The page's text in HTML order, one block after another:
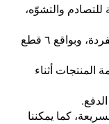
والتشوّه،
٢. يتم تغليف كل مروحة في علبة كرتون منفردة، وبواقع ٦ قطع
المنتجات أثناء
كما يمكننا